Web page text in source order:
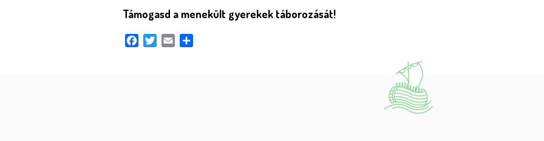
Támogasd a menekült gyerekek táborozását!
Facebook
TwitterEmail